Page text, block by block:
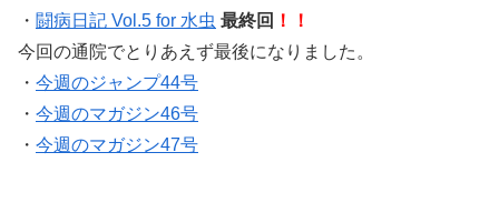
・ 闘病日記 Vol.5 for 水虫 最終回 ！！
今回の通院でとりあえず最後になりました。
・ 今週のジャンプ44号
・ 今週のマガジン46号
・ 今週のマガジン47号